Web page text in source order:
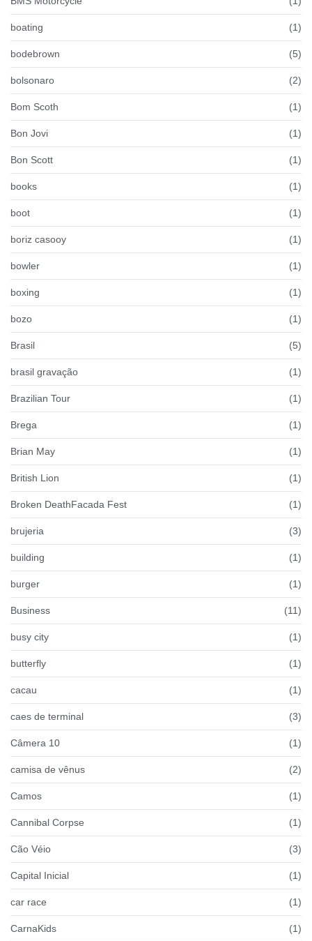
boating (1)
bodebrown (5)
bolsonaro (2)
Bom Scoth (1)
Bon Jovi (1)
Bon Scott (1)
books (1)
boot (1)
boriz casooy (1)
bowler (1)
boxing (1)
bozo (1)
Brasil (5)
brasil gravação (1)
Brazilian Tour (1)
Brega (1)
Brian May (1)
British Lion (1)
Broken DeathFacada Fest (1)
brujeria (3)
building (1)
burger (1)
Business (11)
busy city (1)
butterfly (1)
cacau (1)
caes de terminal (3)
Câmera 10 (1)
camisa de vênus (2)
Camos (1)
Cannibal Corpse (1)
Cão Véio (3)
Capital Inicial (1)
car race (1)
CarnaKids (1)